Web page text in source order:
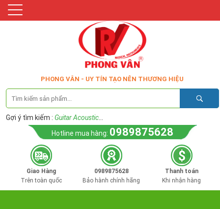
PHONG VÂN - UY TÍN TẠO NÊN THƯƠNG HIỆU
Gợi ý tìm kiếm : Guitar Acoustic
Hotline mua hàng: 0989875628
Giao Hàng
Trên toàn quốc
0989875628
Bảo hành chính hãng
Thanh toán
Khi nhận hàng